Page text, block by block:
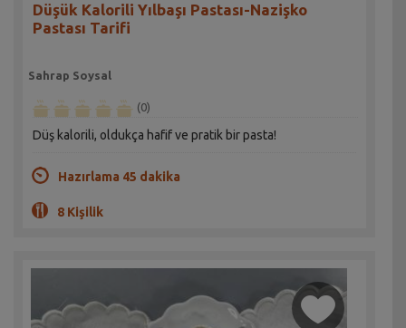
Düşük Kalorili Yılbaşı Pastası-Nazişko
Pastası Tarifi
Sahrap Soysal
(0)
Düş kalorili, oldukça hafif ve pratik bir pasta!
Hazırlama 45 dakika
8 Kişilik